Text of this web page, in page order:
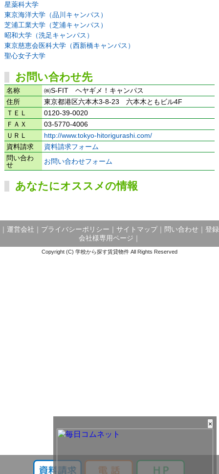
星薬科大学
東京海洋大学（品川キャンパス）
芝浦工業大学（芝浦キャンパス）
昭和大学（洗足キャンパス）
東京慈恵会医科大学（西新橋キャンパス）
聖心女子大学
お問い合わせ先
名称
㈱S-FIT ヘヤギメ！キャンパス
住所
東京都港区六本木3-8-23 六本木ともビル4F
ＴＥＬ
0120-39-0020
ＦＡＸ
03-5770-4006
ＵＲＬ
http://www.tokyo-hitorigurashi.com/
資料請求
資料請求フォーム
問い合わ
せ
お問い合わせフォーム
あなたにオススメの情報
運営会社 プライバシーポリシー サイトマップ｜ 問い合わせ
登録
会社様専用ページ
Copyright (C) 学校から探す賃貸物件 All Rights Reserved